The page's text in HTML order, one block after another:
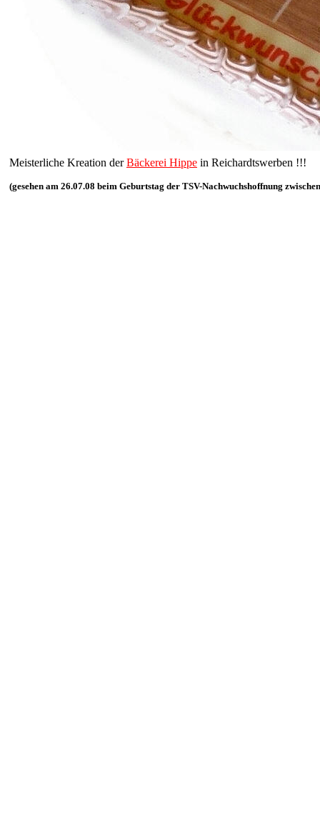
Meisterliche Kreation derBäckerei Hippe in Reichardtswerben !!!
(gesehen am 26.07.08 beim Geburtstag der TSV-Nachwuchshoffnung